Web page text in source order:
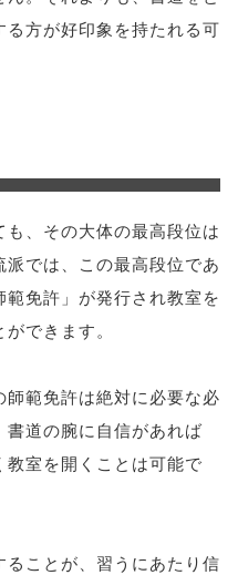
方が好印象を持たれる可
、その大体の最高段位は
派では、この最高段位であ
免許」が発行され教室を
できます。
範免許は絶対に必要な必
道の腕に自信があれば
教室を開くことは可能で
ことが、習うにあたり信